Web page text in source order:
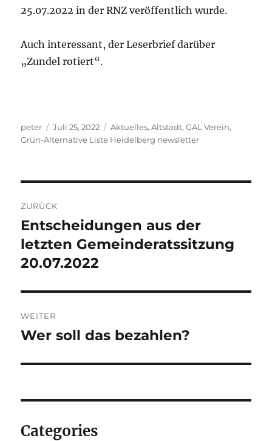
25.07.2022 in der RNZ veröffentlich wurde.
Auch interessant, der Leserbrief darüber
„Zundel rotiert“.
Autor
peter
Veröffentlicht
am
Juli 25, 2022 Kategorien
Aktuelles,Altstadt,GAL Verein,
Grün-Alternative Liste Heidelberg newsletter
ZURÜCK
Vorheriger
Beitrag:
Entscheidungen aus der
letzten Gemeinderatssitzung
20.07.2022
WEITER
Nächster
Wer soll das bezahlen?
Categories